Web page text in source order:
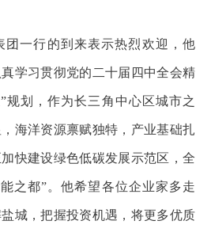
团一行的到来表示热烈欢迎，他
学习贯彻党的二十届四中全会精
规划，作为长三角中心区城市之
海洋资源禀赋独特，产业基础扎
快建设绿色低碳发展示范区，全
之都”。他希望各位企业家多走
城，把握投资机遇，将更多优质